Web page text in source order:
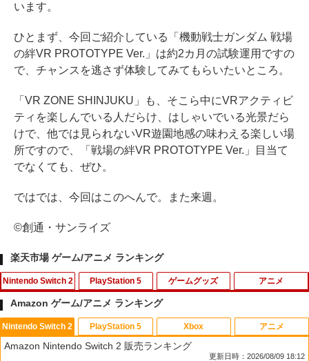
います。
ひとまず、今回ご紹介している「機動戦士ガンダム 戦場
の絆VR PROTOTYPE Ver.」は約2カ月の試験運用ですの
で、チャンスを逃さず体験してみてもらいたいところ。
「VR ZONE SHINJUKU」も、そこら中にVRアクティビ
ティを楽しんでいる人だらけ、はしゃいでいる光景だら
けで、他では見られないVR遊園地感の味わえる楽しい場
所ですので、「戦場の絆VR PROTOTYPE Ver.」目当て
でなくても、ぜひ。
ではでは、今回はこのへんで。また来週。
©創通・サンライズ
楽天市場 ゲーム/アニメ ランキング
Nintendo Switch 2
1
【楽天ブックス限定特典】ドンキーコン
グ バナンザ(「スーパーマリオ」ステッ
PlayStation 5
1
【中古】PS5ドラゴンクエストVII Rei
magined
ゲームグッズ
1
【中古】ぼくとシムのまち リゾートに元
気をとりもどそう! (特典無し)
アニメ
1
デザート・ローズ 砂の薔薇 雪の黙示録
【Blu-ray】 [ 新谷かおる ]
Amazon ゲーム/アニメ ランキング
Nintendo Switch 2
Amazon Nintendo Switch 2 販売ランキング
更新日時：2026/08/09 18:12
PlayStation 5 Xbox アニメ